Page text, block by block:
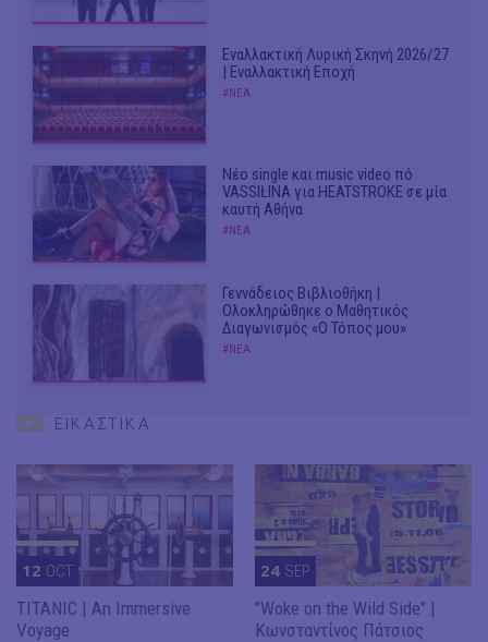
Εναλλακτική Λυρική Σκηνή 2026/27
| Εναλλακτική Εποχή
#ΝΕΑ
Νέο single και music video πό
VASSIŁINA για HEATSTROKE σε μία
καυτή Αθήνα
#ΝΕΑ
Γεννάδειος Βιβλιοθήκη |
Ολοκληρώθηκε ο Μαθητικός
Διαγωνισμός «Ο Τόπος μου»
#ΝΕΑ
ΕΙΚΑΣΤΙΚΑ
12 OCT
TITANIC | An Immersive
Voyage
24 SEP
"Woke on the Wild Side" |
Κωνσταντίνος Πάτσιος